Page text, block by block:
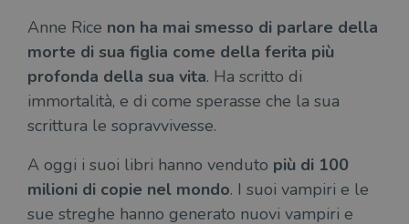
Anne Rice non ha mai smesso di parlare della
morte di sua figlia come della ferita più
profonda della sua vita. Ha scritto di
immortalità, e di come sperasse che la sua
scrittura le sopravvivesse.
A oggi i suoi libri hanno venduto più di 100
milioni di copie nel mondo. I suoi vampiri e le
sue streghe hanno generato nuovi vampiri e